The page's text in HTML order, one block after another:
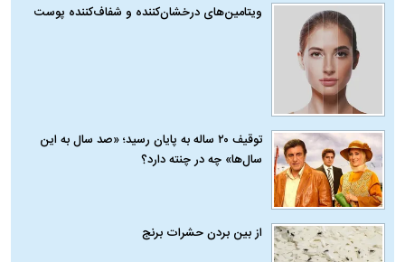
ویتامین‌های درخشان‌کننده و شفاف‌کننده پوست
توقیف ۲۰ ساله به پایان رسید؛ «صد سال به این
سال‌ها» چه در چنته دارد؟
از بین بردن حشرات برنج